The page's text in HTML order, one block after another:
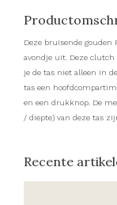
Deze bruisende gouden
avondje uit. Deze clutch
je de tas niet alleen in
tas een
en een drukknop. De
/ diepte) van deze tas
Recente